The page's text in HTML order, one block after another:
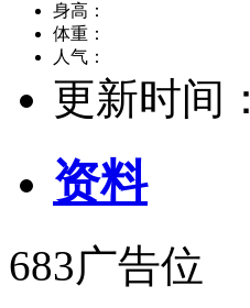
身高：
体重：
人气：
更新时间：
资料
683广告位